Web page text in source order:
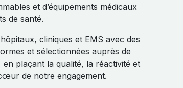
et d’équipements médicaux
de santé.
cliniques et EMS avec des
et sélectionnées auprès de
plaçant la qualité, la réactivité et
de notre engagement.